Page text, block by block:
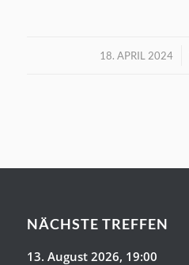
18. APRIL 2024
/
NÄCHSTE TREFFEN
13. August 2026, 19:00